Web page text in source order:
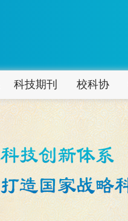
科技期刊 校科协